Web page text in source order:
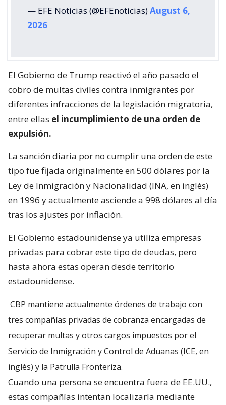
— EFE Noticias (@EFEnoticias)August 6,
2026
El Gobierno de Trump reactivó el año pasado el
cobro de multas civiles contra inmigrantes por
diferentes infracciones de la legislación migratoria,
entre ellas el incumplimiento de una orden de
expulsión.
La sanción diaria por no cumplir una orden de este
tipo fue fijada originalmente en 500 dólares por la
Ley de Inmigración y Nacionalidad (INA, en inglés)
en 1996 y actualmente asciende a 998 dólares al día
tras los ajustes por inflación.
El Gobierno estadounidense ya utiliza empresas
privadas para cobrar este tipo de deudas, pero
hasta ahora estas operan desde territorio
estadounidense.
CBP mantiene actualmente órdenes de trabajo con
tres compañías privadas de cobranza encargadas de
recuperar multas y otros cargos impuestos por el
Servicio de Inmigración y Control de Aduanas (ICE, en
inglés) y la Patrulla Fronteriza.
Cuando una persona se encuentra fuera de EE.UU.,
estas compañías intentan localizarla mediante